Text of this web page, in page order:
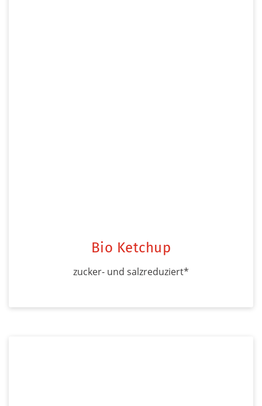
Bio Ketchup
zucker- und salzreduziert*